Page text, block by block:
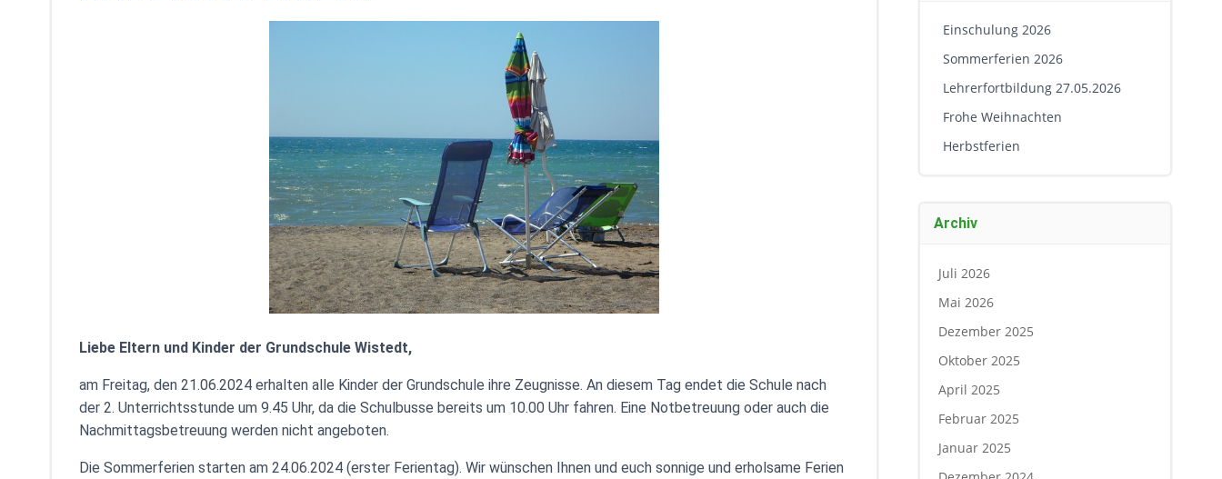
Liebe Eltern und Kinder der Grundschule Wistedt,
am Freitag, den 21.06.2024 erhalten alle Kinder der Grundschule ihre Zeugnisse. An diesem Tag endet die Schule nach
der 2. Unterrichtsstunde um 9.45 Uhr, da die Schulbusse bereits um 10.00 Uhr fahren. Eine Notbetreuung oder auch die
Nachmittagsbetreuung werden nicht angeboten.
Die Sommerferien starten am 24.06.2024 (erster Ferientag). Wir wünschen Ihnen und euch sonnige und erholsame Ferien
Einschulung 2026
Sommerferien 2026
Lehrerfortbildung 27.05.2026
Frohe Weihnachten
Herbstferien
Archiv
Juli 2026
Mai 2026
Dezember 2025
Oktober 2025
April 2025
Februar 2025
Januar 2025